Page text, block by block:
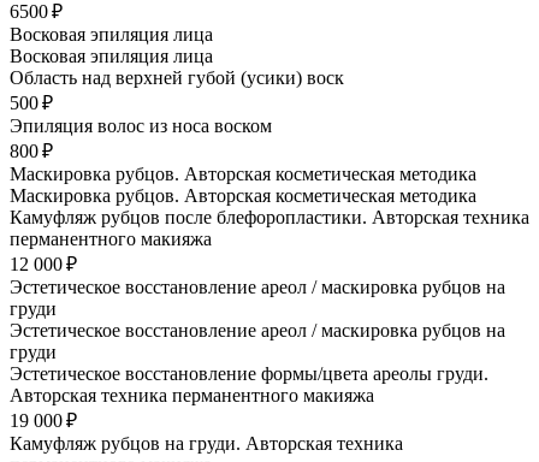
6500 ₽
Восковая эпиляция лица
Восковая эпиляция лица
Область над верхней губой (усики) воск
500 ₽
Эпиляция волос из носа воском
800 ₽
Маскировка рубцов. Авторская косметическая методика
Маскировка рубцов. Авторская косметическая методика
Камуфляж рубцов после блефоропластики. Авторская техника
перманентного макияжа
12 000 ₽
Эстетическое восстановление ареол / маскировка рубцов на
груди
Эстетическое восстановление ареол / маскировка рубцов на
груди
Эстетическое восстановление формы/цвета ареолы груди.
Авторская техника перманентного макияжа
19 000 ₽
Камуфляж рубцов на груди. Авторская техника